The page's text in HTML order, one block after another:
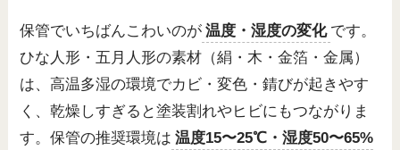
保管でいちばんこわいのが 温度・湿度の変化 です。
ひな人形・五月人形の素材（絹・木・金箔・金属）
は、高温多湿の環境でカビ・変色・錆びが起きやす
く、乾燥しすぎると塗装割れやヒビにもつながりま
す。保管の推奨環境は 温度15〜25℃・湿度50〜65%